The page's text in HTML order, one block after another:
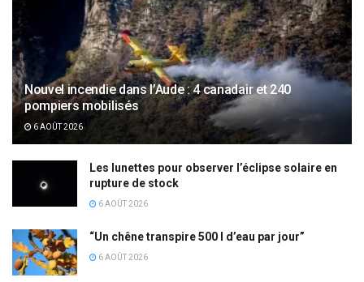
Nouvel incendie dans l’Aude : 4 canadair et 240
pompiers mobilisés
6 AOÛT 2026
Les lunettes pour observer l’éclipse solaire en
rupture de stock
6 AOÛT 2026
“Un chêne transpire 500 l d’eau par jour”
6 AOÛT 2026